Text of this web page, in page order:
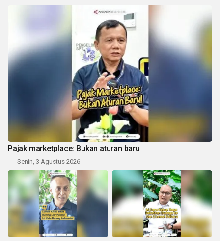
Pajak marketplace: Bukan aturan baru
Senin, 3 Agustus 2026